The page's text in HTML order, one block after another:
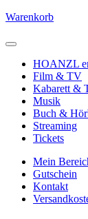
Warenkorb
HOANZL
Film & TV
Kabarett &
Musik
Buch &
Streaming
Tickets
Mein
Gutschein
Kontakt